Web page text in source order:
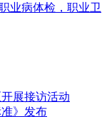
业病体检，职业卫
展接访活动
》发布